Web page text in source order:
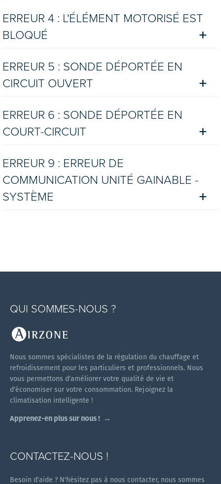
ERREUR 4 : L'ÉLÉMENT MOTORISÉ EST
BLOQUÉ
ERREUR 5 : SONDE DÉPORTÉE EN
CIRCUIT OUVERT
ERREUR 6 : SONDE DÉPORTÉE EN
COURT-CIRCUIT
ERREUR 9 : ERREUR DE
COMMUNICATION UNITÉ GAINABLE -
SYSTÈME
QUI SOMMES-NOUS ?
Nous sommes spécialistes de la régulation du chauffage et
refroidissement pour les particuliers et professionnels. Nous
vous permettons d'améliorer votre qualité de vie et
d'économiser sur votre consommation. Rejoignez la
climatisation intelligente !
Apprenez-en plus sur nous !
CONTACTEZ-NOUS !
Besoin d'aide ? N'hésitez pas à nous contacter, nous sommes